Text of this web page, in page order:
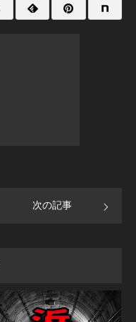
次の記事